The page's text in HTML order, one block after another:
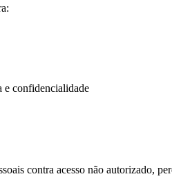
e confidencialidade
contra acesso não autorizado,